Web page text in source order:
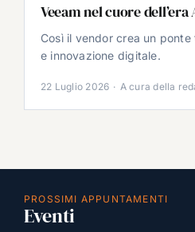
Veeam nel cuore dell’era
Così il vendor crea un
e innovazione digitale.
22 Luglio 2026 · A cura della
PROSSIMI APPUNTAMENTI
Eventi